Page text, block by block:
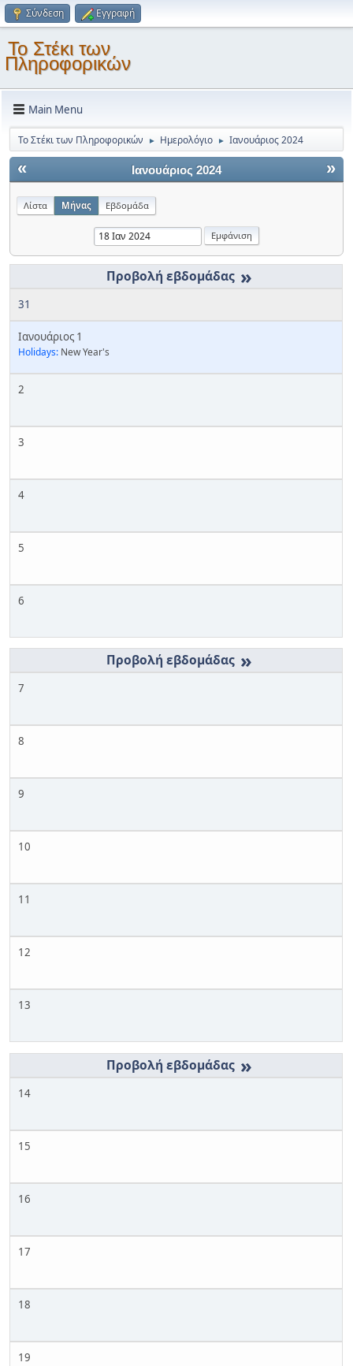
Σύνδεση Εγγραφή
Το Στέκι των
Πληροφορικών
Main Menu
Το Στέκι των Πληροφορικών ► Ημερολόγιο ► Ιανουάριος 2024
« »
Ιανουάριος 2024
Λίστα Μήνας Εβδομάδα
»
31
Ιανουάριος 1
Holidays: New Year's
2
3
4
5
6
»
7
8
9
10
11
12
13
»
14
15
16
17
18
19